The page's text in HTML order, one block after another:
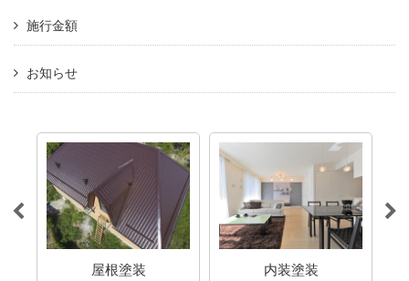
施行金額
お知らせ
屋根塗装 内装塗装